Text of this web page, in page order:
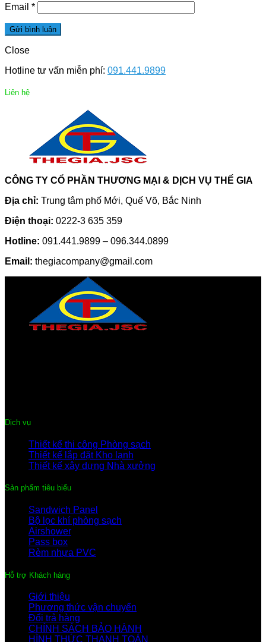
Email *
Close
Hotline tư vấn miễn phí: 091.441.9899
Liên hệ
CÔNG TY CỔ PHẦN THƯƠNG MẠI & DỊCH VỤ THẾ GIA
Địa chỉ: Trung tâm phố Mới, Quế Võ, Bắc Ninh
Điện thoại: 0222-3 635 359
Hotline: 091.441.9899 – 096.344.0899
Email: thegiacompany@gmail.com
Dịch vụ
Thiết kế thi công Phòng sạch
Thiết kế lắp đặt Kho lạnh
Thiết kế xây dựng Nhà xưởng
Sản phẩm tiêu biểu
Sandwich Panel
Bộ lọc khí phòng sạch
Airshower
Pass box
Rèm nhựa PVC
Hỗ trợ Khách hàng
Giới thiệu
Phương thức vận chuyển
Đổi trả hàng
CHÍNH SÁCH BẢO HÀNH
HÌNH THỨC THANH TOÁN